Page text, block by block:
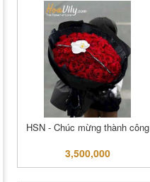
HSN - Chúc mừng thành công
3,500,000